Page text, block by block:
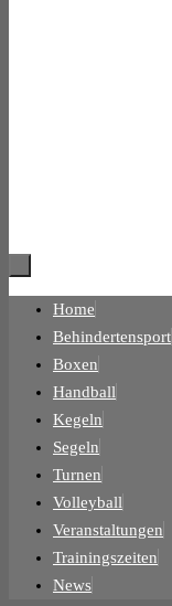
Zum
Inhalt
springen
Home
Behindertensport
Boxen
Handball
Kegeln
Segeln
Turnen
Volleyball
Veranstaltungen
Trainingszeiten
News